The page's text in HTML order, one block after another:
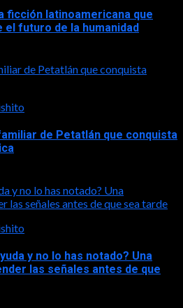
ficción latinoamericana que
futuro de la humanidad
de Petatlán que conquista
de Petatlán que conquista
y no lo has notado? Una
las señales antes de que sea tarde
y no lo has notado? Una
las señales antes de que